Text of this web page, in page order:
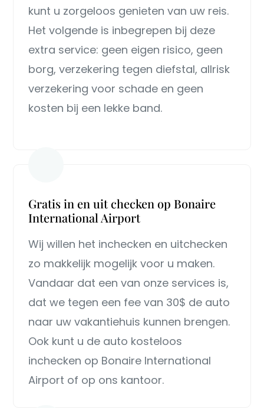
kunt u zorgeloos genieten van uw reis.
Het volgende is inbegrepen bij deze
extra service: geen eigen risico, geen
borg, verzekering tegen diefstal, allrisk
verzekering voor schade en geen
kosten bij een lekke band.
Gratis in en uit checken op Bonaire
International Airport
Wij willen het inchecken en uitchecken
zo makkelijk mogelijk voor u maken.
Vandaar dat een van onze services is,
dat we tegen een fee van 30$ de auto
naar uw vakantiehuis kunnen brengen.
Ook kunt u de auto kosteloos
inchecken op Bonaire International
Airport of op ons kantoor.